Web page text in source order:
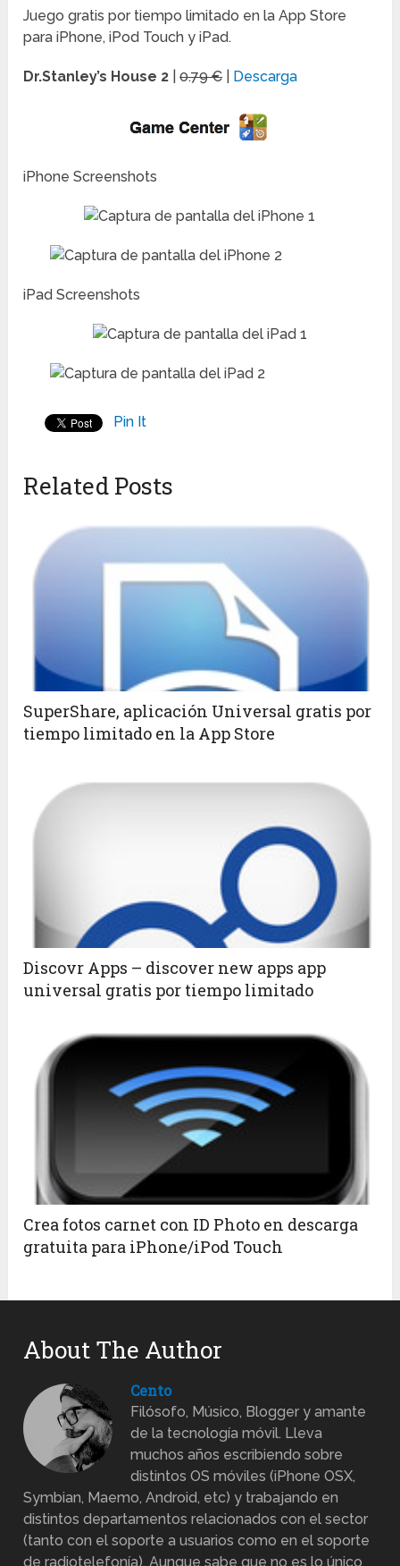
Juego gratis por tiempo limitado en la App Store
para iPhone, iPod Touch y iPad.
Dr.Stanley’s House 2 |0.79 € Descarga
iPhone Screenshots
iPad Screenshots
Pin It
Related Posts
SuperShare, aplicación Universal gratis por
tiempo limitado en la App Store
Discovr Apps – discover new apps app
universal gratis por tiempo limitado
Crea fotos carnet con ID Photo en descarga
gratuita para iPhone/iPod Touch
About The Author
Cento
Filósofo, Músico, Blogger y amante
de la tecnología móvil. Lleva
muchos años escribiendo sobre
distintos OS móviles (iPhone OSX,
Symbian, Maemo, Android, etc) y trabajando en
distintos departamentos relacionados con el sector
(tanto con el soporte a usuarios como en el soporte
de radiotelefonía). Aunque sabe que no es lo único